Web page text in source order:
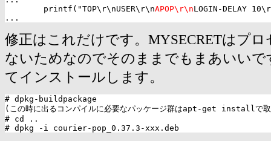
        printf("TOP\r\nUSER\r\n
APOP\r\nLOGIN-DELAY
修正はこれだけです。MYSECRETはプ
ないためなのでそのままでもまあいい
てインストールします。
# dpkg-buildpackage
(この時に出るコンパイルに必要なパッケージ群はapt-get installで取
# cd ..